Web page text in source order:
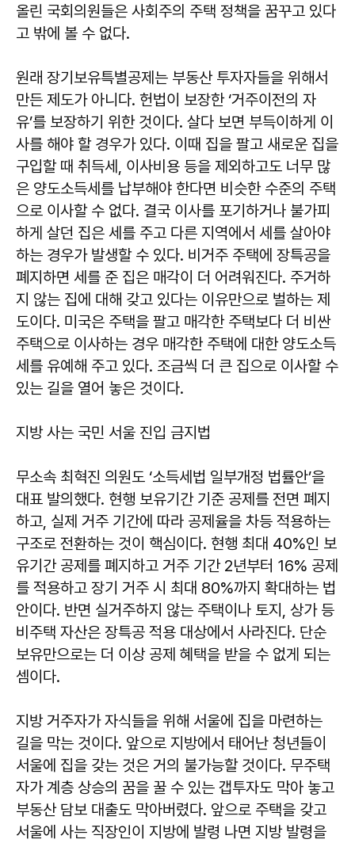
올린 국회의원들은 사회주의 주택 정책을 꿈꾸고 있다
고 밖에 볼 수 없다.
원래 장기보유특별공제는 부동산 투자자들을 위해서
만든 제도가 아니다. 헌법이 보장한 ‘거주이전의 자
유’를 보장하기 위한 것이다. 살다 보면 부득이하게 이
사를 해야 할 경우가 있다. 이때 집을 팔고 새로운 집을
구입할 때 취득세, 이사비용 등을 제외하고도 너무 많
은 양도소득세를 납부해야 한다면 비슷한 수준의 주택
으로 이사할 수 없다. 결국 이사를 포기하거나 불가피
하게 살던 집은 세를 주고 다른 지역에서 세를 살아야
하는 경우가 발생할 수 있다. 비거주 주택에 장특공을
폐지하면 세를 준 집은 매각이 더 어려워진다. 주거하
지 않는 집에 대해 갖고 있다는 이유만으로 벌하는 제
도이다. 미국은 주택을 팔고 매각한 주택보다 더 비싼
주택으로 이사하는 경우 매각한 주택에 대한 양도소득
세를 유예해 주고 있다. 조금씩 더 큰 집으로 이사할 수
있는 길을 열어 놓은 것이다.
지방 사는 국민 서울 진입 금지법
무소속 최혁진 의원도 ‘소득세법 일부개정 법률안’을
대표 발의했다. 현행 보유기간 기준 공제를 전면 폐지
하고, 실제 거주 기간에 따라 공제율을 차등 적용하는
구조로 전환하는 것이 핵심이다. 현행 최대 40%인 보
유기간 공제를 폐지하고 거주 기간 2년부터 16% 공제
를 적용하고 장기 거주 시 최대 80%까지 확대하는 법
안이다. 반면 실거주하지 않는 주택이나 토지, 상가 등
비주택 자산은 장특공 적용 대상에서 사라진다. 단순
보유만으로는 더 이상 공제 혜택을 받을 수 없게 되는
셈이다.
지방 거주자가 자식들을 위해 서울에 집을 마련하는
길을 막는 것이다. 앞으로 지방에서 태어난 청년들이
서울에 집을 갖는 것은 거의 불가능할 것이다. 무주택
자가 계층 상승의 꿈을 꿀 수 있는 갭투자도 막아 놓고
부동산 담보 대출도 막아버렸다. 앞으로 주택을 갖고
서울에 사는 직장인이 지방에 발령 나면 지방 발령을